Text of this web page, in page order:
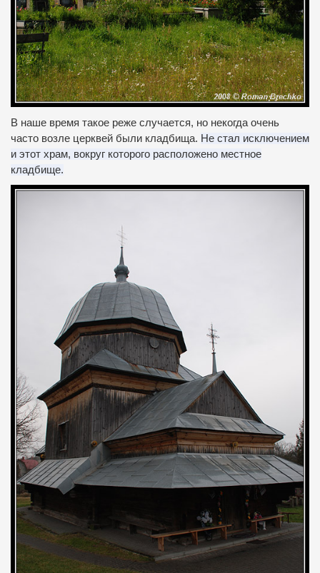
В наше время такое реже случается, но некогда очень
часто возле церквей были кладбища. Не стал исключением
и этот храм, вокруг которого расположено местное
кладбище.